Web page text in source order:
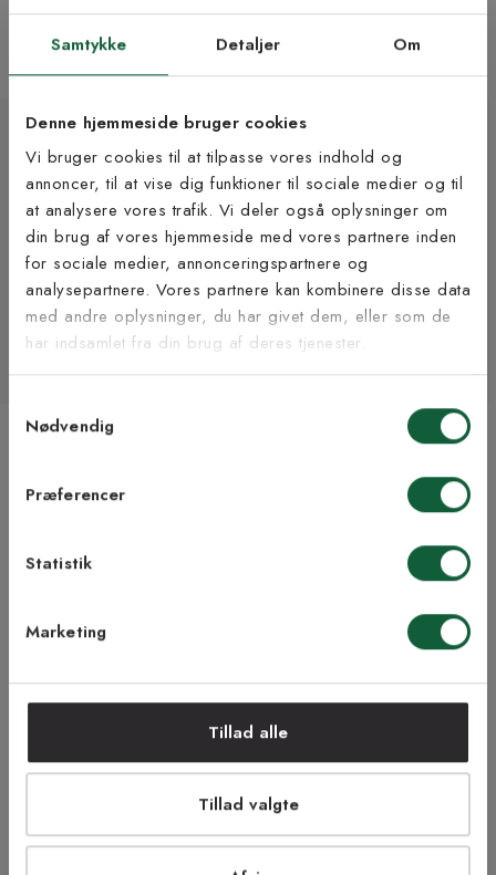
Samtykke Detaljer Om
Denne hjemmeside bruger cookies
Vi bruger cookies til at tilpasse vores indhold og
annoncer, til at vise dig funktioner til sociale medier og til
at analysere vores trafik. Vi deler også oplysninger om
din brug af vores hjemmeside med vores partnere inden
for sociale medier, annonceringspartnere og
analysepartnere. Vores partnere kan kombinere disse data
med andre oplysninger, du har givet dem, eller som de
har indsamlet fra din brug af deres tjenester.
Nødvendig
Præferencer
Statistik
Marketing
Tillad alle
Tillad valgte
Fra 225 kr/m
4 bredder | +6 farver
metervare
Fra 229 kr/m
2 bredder | +3 farver
Solid antracit - løber i
3 bredder | +3 farver
3 bredder | +3 farver
Doux er et blødt og skønt maskinvævet tæppe i behagelige
frynser langs siderne tilfører tæppet det lille ekstra. her Er doux i
Produktinformation
Bæredygtighed
Tilmeld dig vores
nyhedsbrev
Vær blandt de første til at modtage vores tilbud,
tips og nyheder.
modtage nyhedsbreve fra Kilands